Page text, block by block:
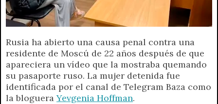
Rusia ha abierto una causa penal contra una
residente de Moscú de 22 años después de que
apareciera un vídeo que la mostraba quemando
su pasaporte ruso. La mujer detenida fue
identificada por el canal de Telegram Baza como
la blogueraYevgenia Hoffman.